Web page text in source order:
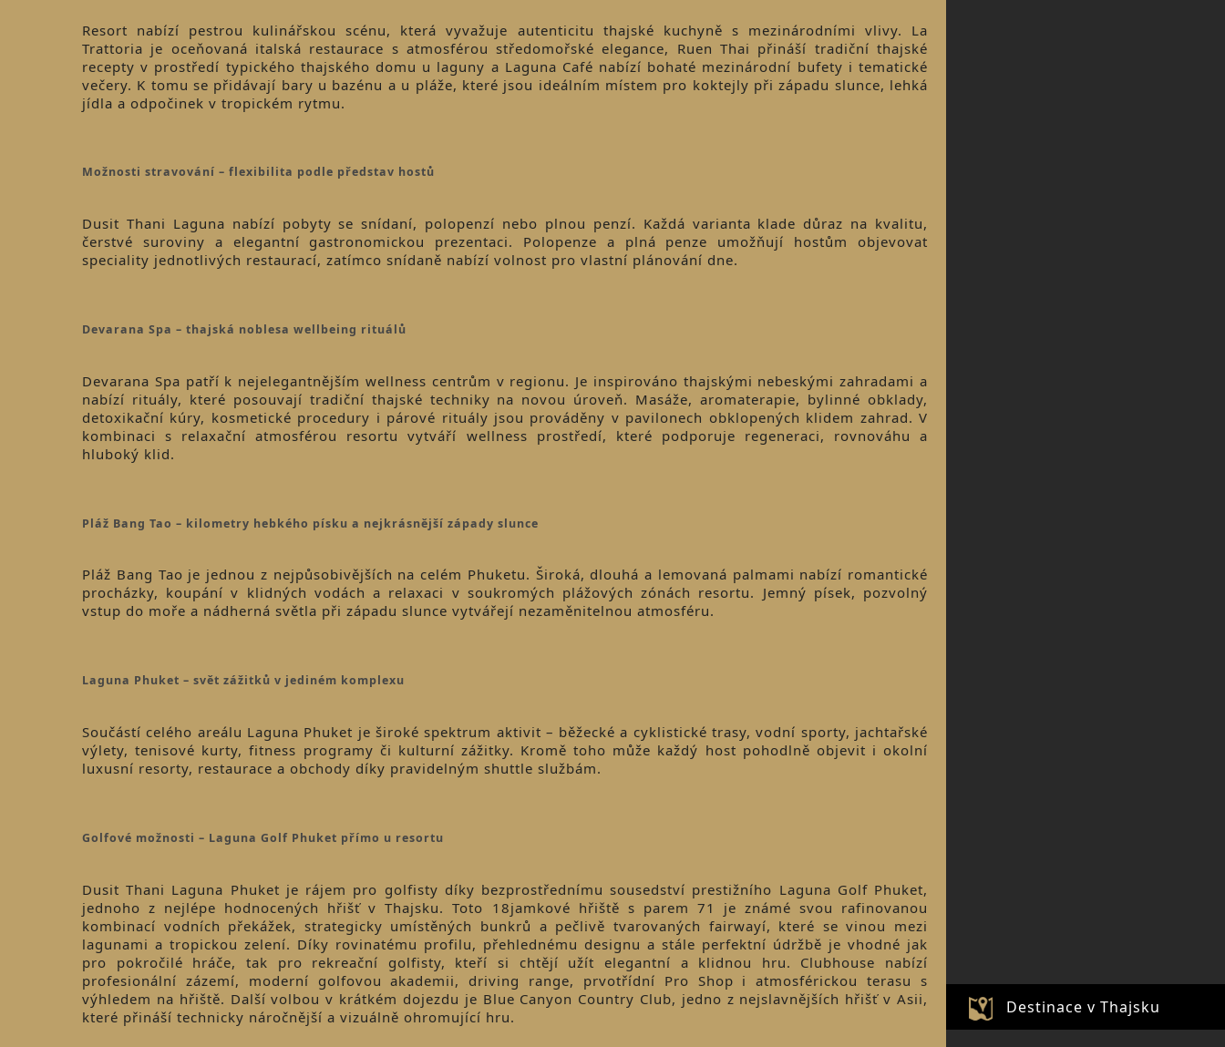
Destinace v Thajsku
Resort nabízí pestrou kulinářskou scénu, která vyvažuje autenticitu thajské kuchyně s mezinárodními vlivy. La
Trattoria je oceňovaná italská restaurace s atmosférou středomořské elegance, Ruen Thai přináší tradiční thajské
recepty v prostředí typického thajského domu u laguny a Laguna Café nabízí bohaté mezinárodní bufety i tematické
večery. K tomu se přidávají bary u bazénu a u pláže, které jsou ideálním místem pro koktejly při západu slunce, lehká
jídla a odpočinek v tropickém rytmu.
Možnosti stravování – flexibilita podle představ hostů
Dusit Thani Laguna nabízí pobyty se snídaní, polopenzí nebo plnou penzí. Každá varianta klade důraz na kvalitu,
čerstvé suroviny a elegantní gastronomickou prezentaci. Polopenze a plná penze umožňují hostům objevovat
speciality jednotlivých restaurací, zatímco snídaně nabízí volnost pro vlastní plánování dne.
Devarana Spa – thajská noblesa wellbeing rituálů
Devarana Spa patří k nejelegantnějším wellness centrům v regionu. Je inspirováno thajskými nebeskými zahradami a
nabízí rituály, které posouvají tradiční thajské techniky na novou úroveň. Masáže, aromaterapie, bylinné obklady,
detoxikační kúry, kosmetické procedury i párové rituály jsou prováděny v pavilonech obklopených klidem zahrad. V
kombinaci s relaxační atmosférou resortu vytváří wellness prostředí, které podporuje regeneraci, rovnováhu a
hluboký klid.
Pláž Bang Tao – kilometry hebkého písku a nejkrásnější západy slunce
Pláž Bang Tao je jednou z nejpůsobivějších na celém Phuketu. Široká, dlouhá a lemovaná palmami nabízí romantické
procházky, koupání v klidných vodách a relaxaci v soukromých plážových zónách resortu. Jemný písek, pozvolný
vstup do moře a nádherná světla při západu slunce vytvářejí nezaměnitelnou atmosféru.
Laguna Phuket – svět zážitků v jediném komplexu
Součástí celého areálu Laguna Phuket je široké spektrum aktivit – běžecké a cyklistické trasy, vodní sporty, jachtařské
výlety, tenisové kurty, fitness programy či kulturní zážitky. Kromě toho může každý host pohodlně objevit i okolní
luxusní resorty, restaurace a obchody díky pravidelným shuttle službám.
Golfové možnosti – Laguna Golf Phuket přímo u resortu
Dusit Thani Laguna Phuket je rájem pro golfisty díky bezprostřednímu sousedství prestižního Laguna Golf Phuket,
jednoho z nejlépe hodnocených hřišť v Thajsku. Toto 18jamkové hřiště s parem 71 je známé svou rafinovanou
kombinací vodních překážek, strategicky umístěných bunkrů a pečlivě tvarovaných fairwayí, které se vinou mezi
lagunami a tropickou zelení. Díky rovinatému profilu, přehlednému designu a stále perfektní údržbě je vhodné jak
pro pokročilé hráče, tak pro rekreační golfisty, kteří si chtějí užít elegantní a klidnou hru. Clubhouse nabízí
profesionální zázemí, moderní golfovou akademii, driving range, prvotřídní Pro Shop i atmosférickou terasu s
výhledem na hřiště. Další volbou v krátkém dojezdu je Blue Canyon Country Club, jedno z nejslavnějších hřišť v Asii,
které přináší technicky náročnější a vizuálně ohromující hru.